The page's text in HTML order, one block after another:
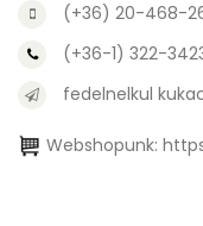
(+36) 20-468-
(+36-1) 322-
fedelnelkul
Webshopunk: